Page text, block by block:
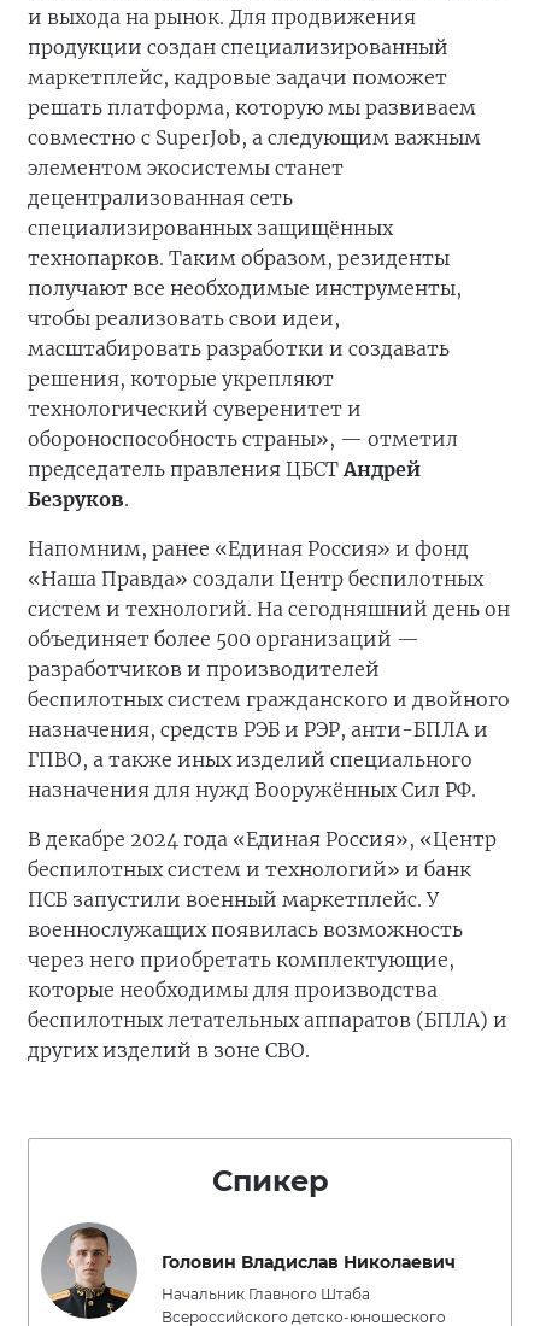
и выхода на рынок. Для продвижения
продукции создан специализированный
маркетплейс, кадровые задачи поможет
решать платформа, которую мы развиваем
совместно с SuperJob, а следующим важным
элементом экосистемы станет
децентрализованная сеть
специализированных защищённых
технопарков. Таким образом, резиденты
получают все необходимые инструменты,
чтобы реализовать свои идеи,
масштабировать разработки и создавать
решения, которые укрепляют
технологический суверенитет и
обороноспособность страны», — отметил
председатель правления ЦБСТАндрей
Безруков.
Напомним, ранее «Единая Россия» и фонд
«Наша Правда» создали Центр беспилотных
систем и технологий. На сегодняшний день он
объединяет более 500 организаций —
разработчиков и производителей
беспилотных систем гражданского и двойного
назначения, средств РЭБ и РЭР, анти-БПЛА и
ГПВО, а также иных изделий специального
назначения для нужд Вооружённых Сил РФ.
В декабре 2024 года «Единая Россия», «Центр
беспилотных систем и технологий» и банк
ПСБ запустили военный маркетплейс. У
военнослужащих появилась возможность
через него приобретать комплектующие,
которые необходимы для производства
беспилотных летательных аппаратов (БПЛА) и
других изделий в зоне СВО.
Спикер
Головин Владислав Николаевич
Начальник Главного Штаба
Всероссийского детско-юношеского